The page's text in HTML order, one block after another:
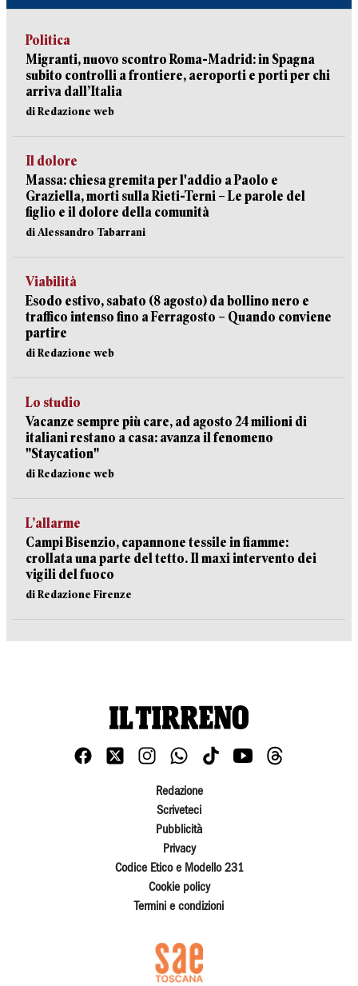
Politica
Migranti, nuovo scontro Roma-Madrid: in Spagna
subito controlli a frontiere, aeroporti e porti per chi
arriva dall’Italia
di Redazione web
Il dolore
Massa: chiesa gremita per l'addio a Paolo e
Graziella, morti sulla Rieti-Terni – Le parole del
figlio e il dolore della comunità
di Alessandro Tabarrani
Viabilità
Esodo estivo, sabato (8 agosto) da bollino nero e
traffico intenso fino a Ferragosto – Quando conviene
partire
di Redazione web
Lo studio
Vacanze sempre più care, ad agosto 24 milioni di
italiani restano a casa: avanza il fenomeno
"Staycation"
di Redazione web
L’allarme
Campi Bisenzio, capannone tessile in fiamme:
crollata una parte del tetto. Il maxi intervento dei
vigili del fuoco
di Redazione Firenze
Redazione
Scriveteci
Pubblicità
Privacy
Codice Etico e Modello 231
Cookie policy
Termini e condizioni